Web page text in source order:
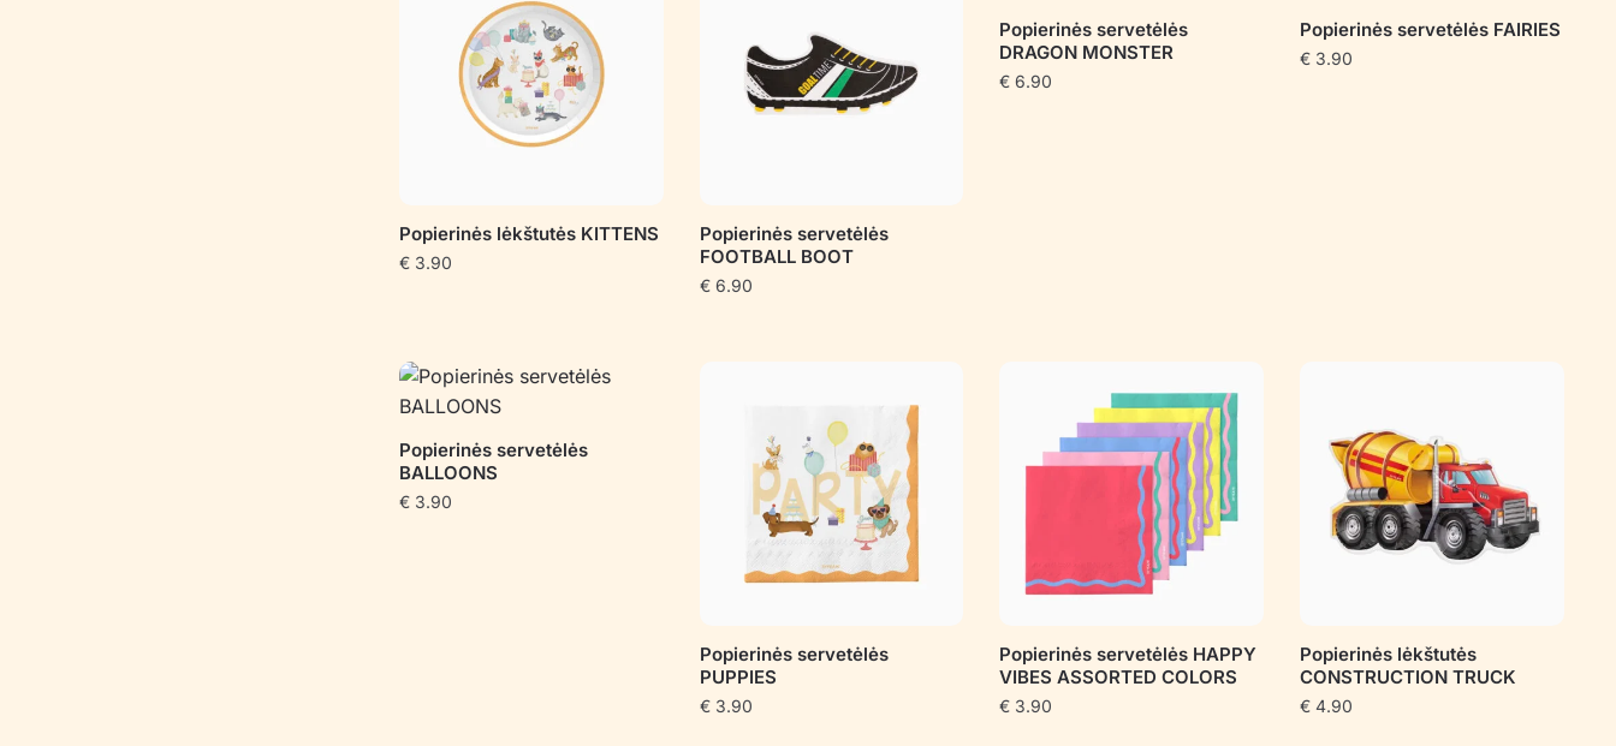
Popierinės lėkštutės KITTENS
€3.90
Popierinės servetėlės
FOOTBALL BOOT
€6.90
Popierinės servetėlės
DRAGON MONSTER
€ 6.90
Popierinės servetėlės FAIRIES
€ 3.90
Popierinės servetėlės
BALLOONS
€3.90
Popierinės servetėlės
PUPPIES
€3.90
Popierinės servetėlės HAPPY
VIBES ASSORTED COLORS
€ 3.90
Popierinės lėkštutės
CONSTRUCTION TRUCK
€ 4.90